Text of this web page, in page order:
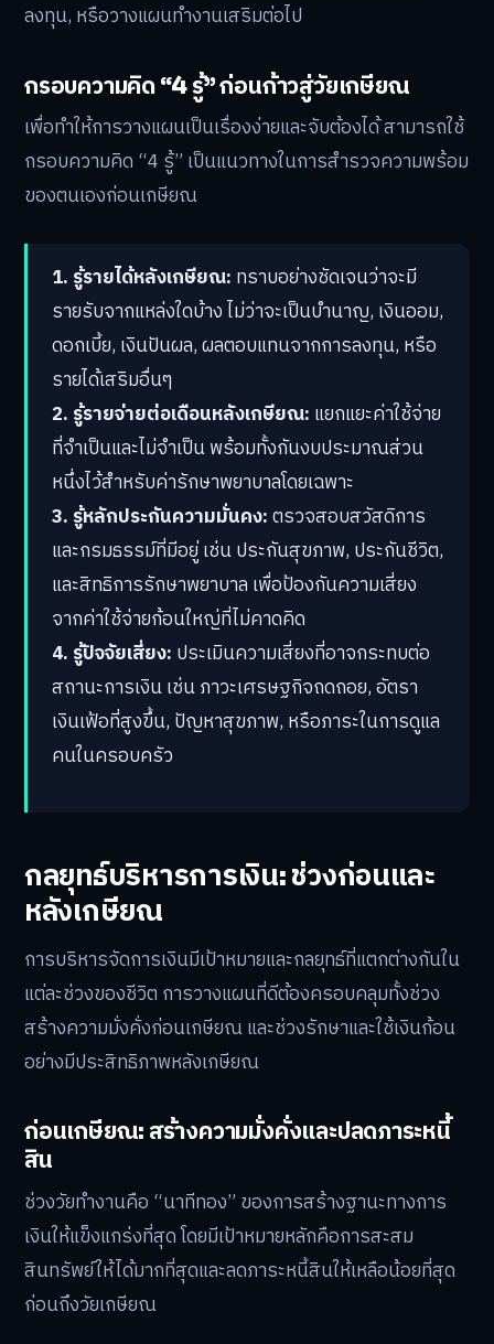
ลงทุน, หรือวางแผนทำงานเสริมต่อไป
กรอบความคิด “4 รู้” ก่อนก้าวสู่วัยเกษียณ
เพื่อทำให้การวางแผนเป็นเรื่องง่ายและจับต้องได้ สามารถใช้
กรอบความคิด “4 รู้” เป็นแนวทางในการสำรวจความพร้อม
ของตนเองก่อนเกษียณ
1. รู้รายได้หลังเกษียณ: ทราบอย่างชัดเจนว่าจะมี
รายรับจากแหล่งใดบ้าง ไม่ว่าจะเป็นบำนาญ, เงินออม,
ดอกเบี้ย, เงินปันผล, ผลตอบแทนจากการลงทุน, หรือ
รายได้เสริมอื่นๆ
2. รู้รายจ่ายต่อเดือนหลังเกษียณ: แยกแยะค่าใช้จ่าย
ที่จำเป็นและไม่จำเป็น พร้อมทั้งกันงบประมาณส่วน
หนึ่งไว้สำหรับค่ารักษาพยาบาลโดยเฉพาะ
3. รู้หลักประกันความมั่นคง:ตรวจสอบสวัสดิการ
และกรมธรรม์ที่มีอยู่ เช่น ประกันสุขภาพ, ประกันชีวิต,
และสิทธิการรักษาพยาบาล เพื่อป้องกันความเสี่ยง
จากค่าใช้จ่ายก้อนใหญ่ที่ไม่คาดคิด
4. รู้ปัจจัยเสี่ยง: ประเมินความเสี่ยงที่อาจกระทบต่อ
สถานะการเงิน เช่น ภาวะเศรษฐกิจถดถอย, อัตรา
เงินเฟ้อที่สูงขึ้น, ปัญหาสุขภาพ, หรือภาระในการดูแล
คนในครอบครัว
กลยุทธ์บริหารการเงิน: ช่วงก่อนและ
หลังเกษียณ
การบริหารจัดการเงินมีเป้าหมายและกลยุทธ์ที่แตกต่างกันใน
แต่ละช่วงของชีวิต การวางแผนที่ดีต้องครอบคลุมทั้งช่วง
สร้างความมั่งคั่งก่อนเกษียณ และช่วงรักษาและใช้เงินก้อน
อย่างมีประสิทธิภาพหลังเกษียณ
ก่อนเกษียณ: สร้างความมั่งคั่งและปลดภาระหนี้
สิน
ช่วงวัยทำงานคือ “นาทีทอง” ของการสร้างฐานะทางการ
เงินให้แข็งแกร่งที่สุด โดยมีเป้าหมายหลักคือการสะสม
สินทรัพย์ให้ได้มากที่สุดและลดภาระหนี้สินให้เหลือน้อยที่สุด
ก่อนถึงวัยเกษียณ